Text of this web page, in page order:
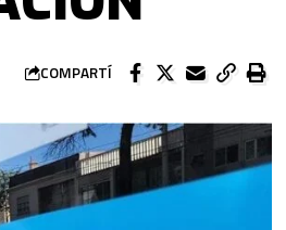
COMPARTÍ